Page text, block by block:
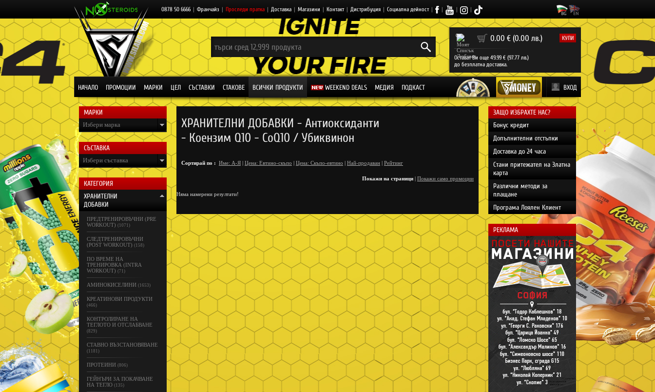
0878 50 6666 | Франчайз | Проследи пратка | Доставка | Магазини | Контакт | Дистрибуция | Социална дейност | | | |
0 0.00 € (0.00 лв.) КУПИ
Остават Ви още 49.99 € (97.77 лв.)
до безплатна доставка.
НАЧАЛО ПРОМОЦИИ МАРКИ ЦЕЛ СЪСТАВКИ СТАКОВЕ ВСИЧКИ ПРОДУКТИ WEEKEND DEALS МЕДИЯ ПОДКАСТ ВХОД
МАРКИ
Избери марка
СЪСТАВКА
Избери съставка
КАТЕГОРИЯ
ХРАНИТЕЛНИ
ДОБАВКИ
ПРЕДТРЕНИРОВЪЧНИ (PRE
WORKOUT) (1071)
СЛЕДТРЕНИРОВЪЧНИ
(POST WORKOUT) (158)
ПО ВРЕМЕ НА
ТРЕНИРОВКА (INTRA
WORKOUT) (71)
АМИНОКИСЕЛИНИ (1653)
КРЕАТИНОВИ ПРОДУКТИ
(466)
КОНТРОЛИРАНЕ НА
ТЕГЛОТО И ОТСЛАБВАНЕ
(829)
СТАВНО ВЪЗСТАНОВЯВАНЕ
(1181)
ПРОТЕИНИ (806)
ГЕЙНЪРИ ЗА ПОКАЧВАНЕ
НА ТЕГЛО (135)
ХРАНИТЕЛНИ ДОБАВКИ - Антиоксиданти
- Коензим Q10 - CoQ10 / Убиквинон
Сортирай по : Име: А-Я | Цена: Евтино-скъпо | Цена: Скъпо-евтино | Най-продаван | Рейтинг
Покажи на страници | Покажи само промоции
Няма намерени резултати!
ЗАЩО ИЗБРАХТЕ НАС?
Бонус кредит
Допълнителни отстъпки
Доставка до 24 часа
Стани притежател на Златна
карта
Различни методи за
плащане
Програма Лоялен Клиент
РЕКЛАМА